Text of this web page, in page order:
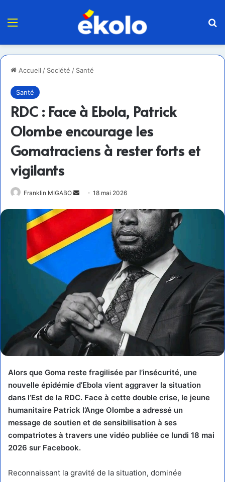
Menu
Accueil / Société / Santé
Santé
RDC : Face à Ebola, Patrick
Olombe encourage les
Gomatraciens à rester forts et
vigilants
Franklin MIGABO
Envoyer18 mai 2026
Alors que Goma reste fragilisée par l’insécurité, une
nouvelle épidémie d’Ebola vient aggraver la situation
dans l’Est de la RDC. Face à cette double crise, le jeune
humanitaire Patrick l’Ange Olombe a adressé un
message de soutien et de sensibilisation à ses
compatriotes à travers une vidéo publiée ce lundi 18 mai
2026 sur Facebook.
Reconnaissant la gravité de la situation, dominée